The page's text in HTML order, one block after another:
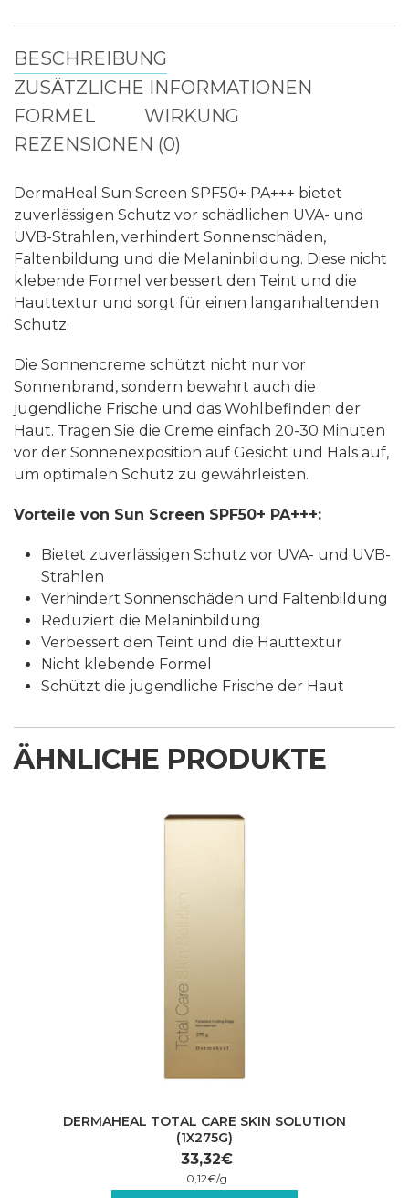
BESCHREIBUNG
ZUSÄTZLICHE INFORMATIONEN
FORMEL
WIRKUNG
REZENSIONEN (0)
DermaHeal Sun Screen SPF50+ PA+++ bietet
zuverlässigen Schutz vor schädlichen UVA- und
UVB-Strahlen, verhindert Sonnenschäden,
Faltenbildung und die Melaninbildung. Diese nicht
klebende Formel verbessert den Teint und die
Hauttextur und sorgt für einen langanhaltenden
Schutz.
Die Sonnencreme schützt nicht nur vor
Sonnenbrand, sondern bewahrt auch die
jugendliche Frische und das Wohlbefinden der
Haut. Tragen Sie die Creme einfach 20-30 Minuten
vor der Sonnenexposition auf Gesicht und Hals auf,
um optimalen Schutz zu gewährleisten.
Vorteile von Sun Screen SPF50+ PA+++:
Bietet zuverlässigen Schutz vor UVA- und UVB-
Strahlen
Verhindert Sonnenschäden und Faltenbildung
Reduziert die Melaninbildung
Verbessert den Teint und die Hauttextur
Nicht klebende Formel
Schützt die jugendliche Frische der Haut
ÄHNLICHE PRODUKTE
DERMAHEAL TOTAL CARE SKIN SOLUTION
(1X275G)
33,32€
0,12€/g